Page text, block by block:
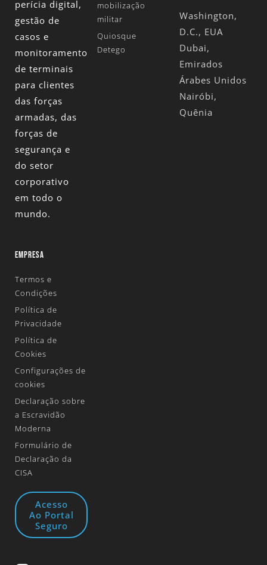
perícia digital,
gestão de
casos e
monitoramento
de terminais
para clientes
das forças
armadas, das
forças de
segurança e
do setor
corporativo
em todo o
mundo.
mobilização
militar
Quiosque
Detego
Washington,
D.C., EUA
Dubai,
Emirados
Árabes Unidos
Nairóbi,
Quênia
EMPRESA
Termos e
Condições
Política de
Privacidade
Política de
Cookies
Configurações de
cookies
Declaração sobre
a Escravidão
Moderna
Formulário de
Declaração da
CISA
Acesso
Ao Portal
Seguro